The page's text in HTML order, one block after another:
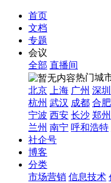
首页
文档
专题
会议
全部 直播间
热门城
北京
上海 广州 深圳
杭州 武汉 成都 合肥
宁波 西安 长沙 郑州
兰州 南宁 呼和浩特
社企号
博客
分类
市场营销 信息技术